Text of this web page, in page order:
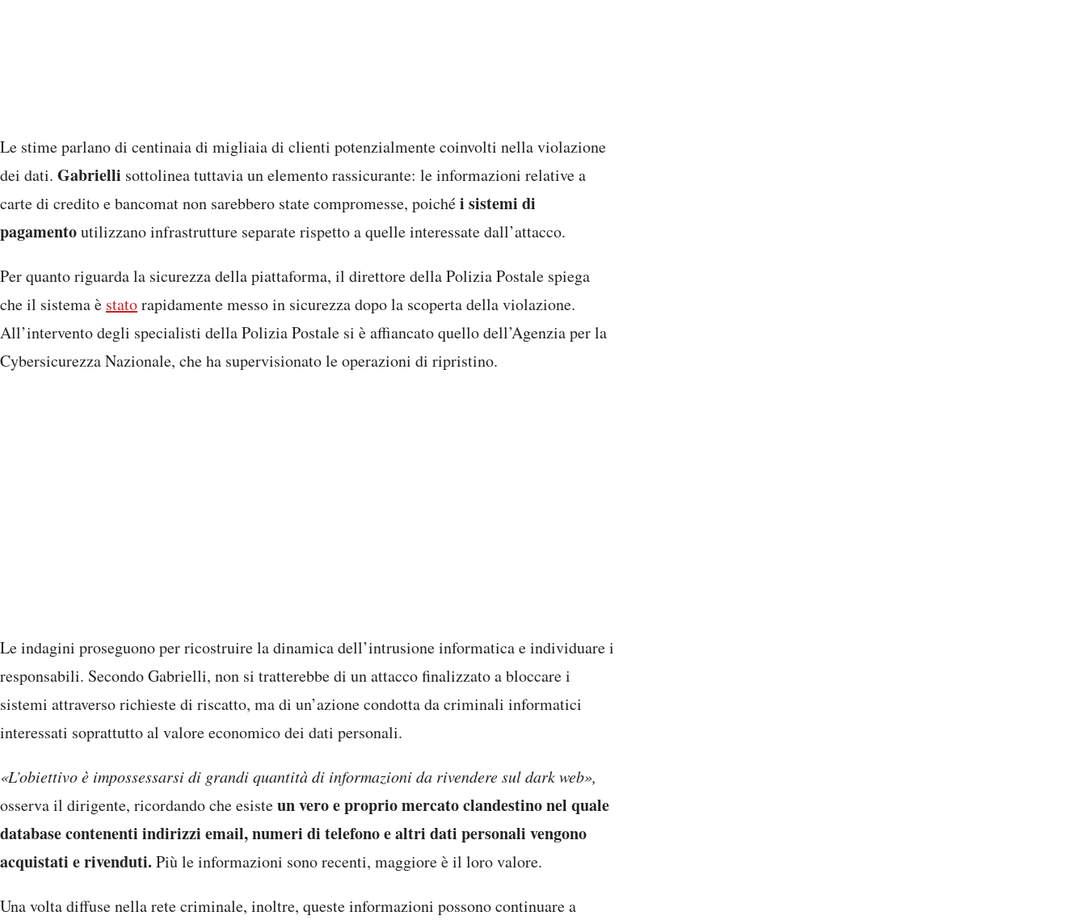
Le stime parlano di centinaia di migliaia di clienti potenzialmente coinvolti nella violazione
dei dati. Gabrielli sottolinea tuttavia un elemento rassicurante: le informazioni relative a
carte di credito e bancomat non sarebbero state compromesse, poichéi sistemi di
pagamentoutilizzano infrastrutture separate rispetto a quelle interessate dall’attacco.
Per quanto riguarda la sicurezza della piattaforma, il direttore della Polizia Postale spiega
che il sistema è statorapidamente messo in sicurezza dopo la scoperta della violazione.
All’intervento degli specialisti della Polizia Postale si è affiancato quello dell’Agenzia per la
Cybersicurezza Nazionale, che ha supervisionato le operazioni di ripristino.
Le indagini proseguono per ricostruire la dinamica dell’intrusione informatica e individuare i
responsabili. Secondo Gabrielli, non si tratterebbe di un attacco finalizzato a bloccare i
sistemi attraverso richieste di riscatto, ma di un’azione condotta da criminali informatici
interessati soprattutto al valore economico dei dati personali.
«L’obiettivo è impossessarsi di grandi quantità di informazioni da rivendere sul dark web»,
osserva il dirigente, ricordando che esisteun vero e proprio mercato clandestino nel quale
database contenenti indirizzi email, numeri di telefono e altri dati personali vengono
acquistati e rivenduti. Più le informazioni sono recenti, maggiore è il loro valore.
Una volta diffuse nella rete criminale, inoltre, queste informazioni possono continuare a